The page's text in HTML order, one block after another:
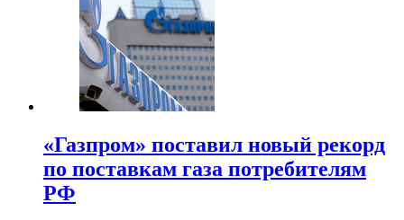
«Газпром» поставил новый рекорд
по поставкам газа потребителям
РФ